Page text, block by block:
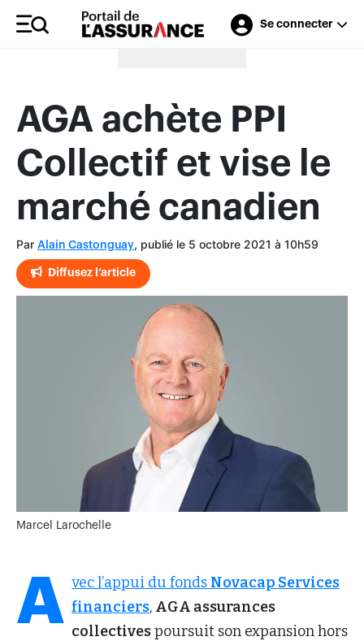
Se connecter
Merci à nos annonceurs
AGA achète PPI
Collectif et vise le
marché canadien
Par Alain Castonguay, publié le 5 octobre 2021 à 10h59
Diffusez l’article
Marcel Larochelle
A vec l’appui du fonds Novacap Services
financiers, AGA assurances
collectivespoursuit son expansion hors